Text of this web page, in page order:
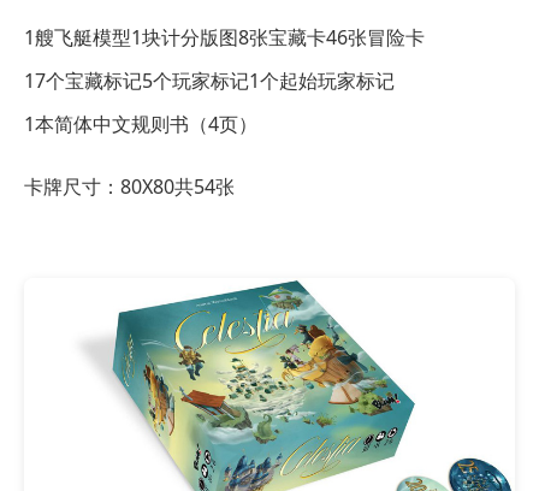
1艘飞艇模型1块计分版图8张宝藏卡46张冒险卡
17个宝藏标记5个玩家标记1个起始玩家标记
1本简体中文规则书（4页）
卡牌尺寸：80X80共54张